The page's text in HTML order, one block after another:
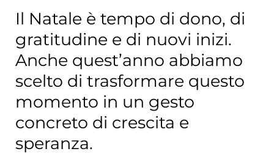
Il Natale è tempo di dono, di
gratitudine e di nuovi inizi.
Anche quest’anno abbiamo
scelto di trasformare questo
momento in un gesto
concreto di crescita e
speranza.